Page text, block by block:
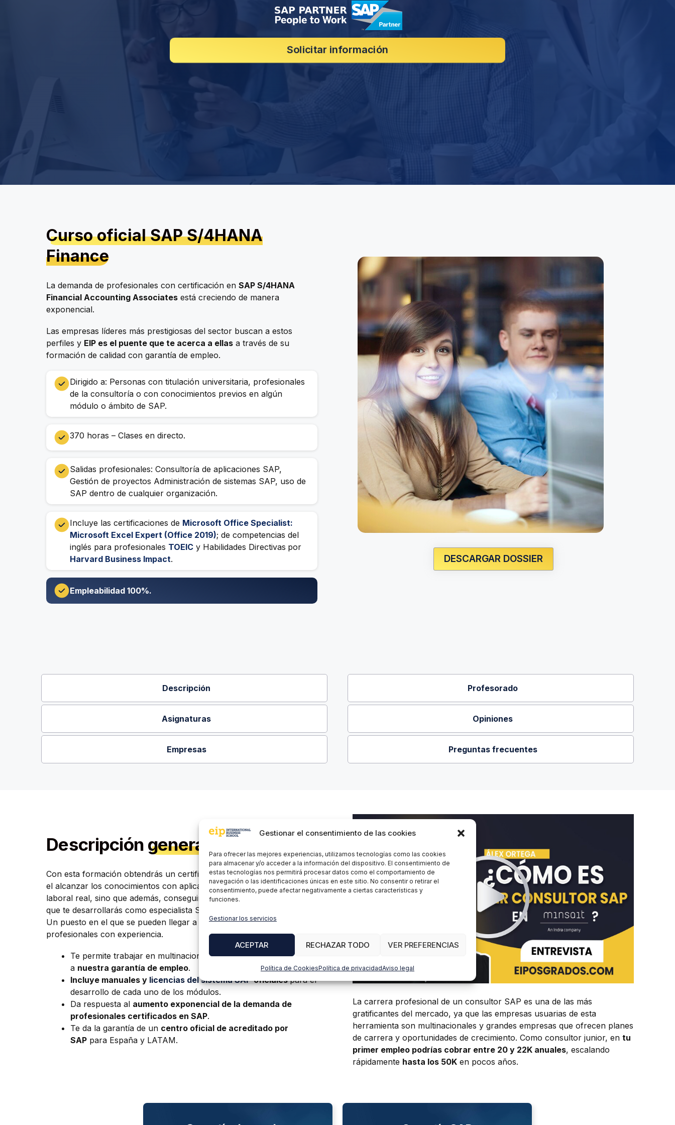
Gestionar el consentimiento de las cookies
Para ofrecer las mejores experiencias, utilizamos tecnologías como las cookies
para almacenar y/o acceder a la información del dispositivo. El consentimiento de
estas tecnologías nos permitirá procesar datos como el comportamiento de
navegación o las identificaciones únicas en este sitio. No consentir o retirar el
consentimiento, puede afectar negativamente a ciertas características y
funciones.
Gestionar los servicios
ACEPTAR RECHAZAR TODO VER PREFERENCIAS
Política de CookiesPolítica de privacidadAviso legal
Solicitar información
Curso oficial SAP S/4HANA
Finance
La demanda de profesionales con certificación en SAP S/4HANA
Financial Accounting Associates está creciendo de manera
exponencial.
Las empresas líderes más prestigiosas del sector buscan a estos
perfiles y EIP es el puente que te acerca a ellas a través de su
formación de calidad con garantía de empleo.
Dirigido a: Personas con titulación universitaria, profesionales
de la consultoría o con conocimientos previos en algún
módulo o ámbito de SAP.
370 horas – Clases en directo.
Salidas profesionales: Consultoría de aplicaciones SAP,
Gestión de proyectos Administración de sistemas SAP, uso de
SAP dentro de cualquier organización.
Incluye las certificaciones de Microsoft Office Specialist:
Microsoft Excel Expert (Office 2019); de competencias del
inglés para profesionales TOEIC y Habilidades Directivas por
Harvard Business Impact.
Empleabilidad 100%.
DESCARGAR DOSSIER
Descripción
Asignaturas
Empresas
Profesorado
Opiniones
Preguntas frecuentes
Descripción general
Con esta formación obtendrás un certificado que te asegurará no solo
el alcanzar los conocimientos con aplicación práctica al mundo
laboral real, sino que además, conseguirás un puesto de trabajo en el
que te desarrollarás como especialista SAP en el área de las finanzas.
Un puesto en el que se pueden llegar a ganar50K al añopara
profesionales con experiencia.
Te permite trabajar en multinacionales de primer nivel gracias
a nuestra garantía de empleo.
Incluye manuales y licencias del sistema SAP oficialespara el
desarrollo de cada uno de los módulos.
Da respuesta al aumento exponencial de la demanda de
profesionales certificados en SAP.
Te da la garantía de un centro oficial de acreditado por
SAP para España y LATAM.
La carrera profesional de un consultor SAP es una de las más
gratificantes del mercado, ya que las empresas usuarias de esta
herramienta son multinacionales y grandes empresas que ofrecen planes
de carrera y oportunidades de crecimiento. Como consultor junior, en tu
primer empleo podrías cobrar entre 20 y 22K anuales, escalando
rápidamente hasta los 50K en pocos años.